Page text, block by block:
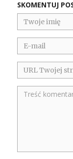
SKOMENTUJ